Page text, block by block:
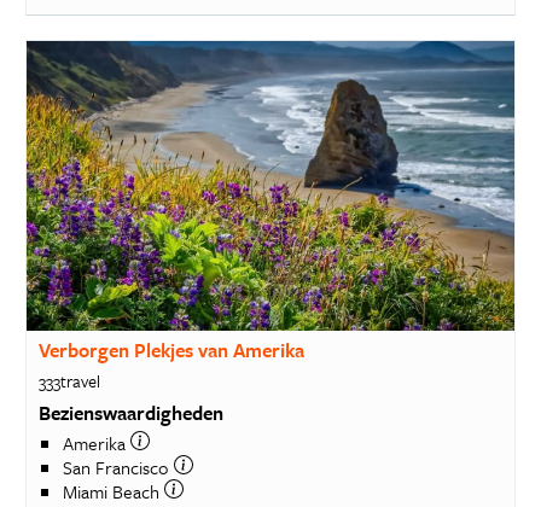
Verborgen Plekjes van Amerika
333travel
Bezienswaardigheden
Amerika
San Francisco
Miami Beach